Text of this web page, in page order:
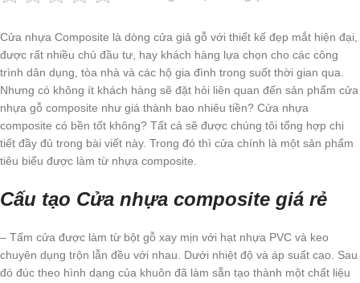
Cửa nhựa Composite là dòng cửa giả gỗ với thiết kế đẹp mắt hiện đại,
được rất nhiều chủ đầu tư, hay khách hàng lựa chọn cho các công
trình dân dụng, tòa nhà và các hộ gia đình trong suốt thời gian qua.
Nhưng có không ít khách hàng sẽ đặt hỏi liên quan đến sản phẩm cửa
nhựa gỗ composite như giá thành bao nhiêu tiền? Cửa nhựa
composite có bền tốt không? Tất cả sẽ được chúng tôi tổng hợp chi
tiết đầy đủ trong bài viết này. Trong đó thì cửa chính là một sản phẩm
tiêu biểu được làm từ nhựa composite.
Cấu tạo Cửa nhựa composite giá rẻ
– Tấm cửa được làm từ bột gỗ xay mịn với hạt nhựa PVC và keo
chuyên dụng trộn lẫn đều với nhau. Dưới nhiệt độ và áp suất cao. Sau
đó đúc theo hình dạng của khuôn đã làm sẵn tạo thành một chất liệu